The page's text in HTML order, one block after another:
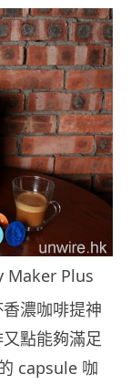
Maker Plus
濃咖啡提神
點能夠滿足
capsule 咖